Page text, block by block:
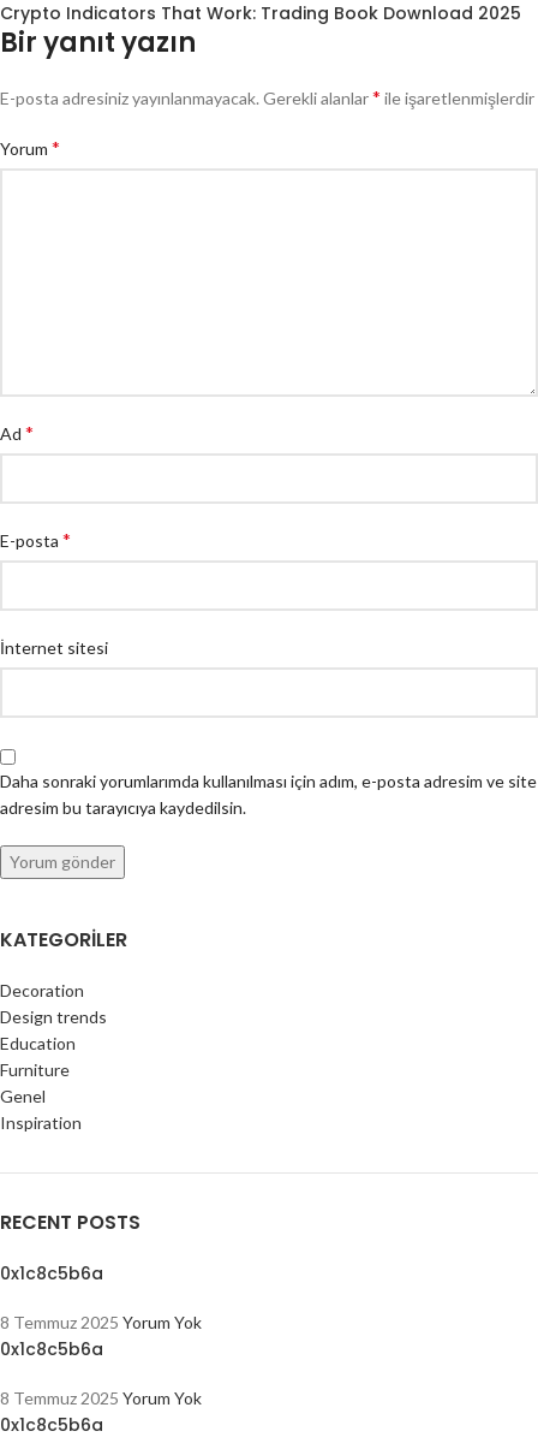
Crypto Indicators That Work: Trading Book Download 2025
Bir yanıt yazın
E-posta adresiniz yayınlanmayacak. Gerekli alanlar* ile işaretlenmişlerdir
Yorum *
Ad *
E-posta *
İnternet sitesi
Daha sonraki yorumlarımda kullanılması için adım, e-posta adresim ve site
adresim bu tarayıcıya kaydedilsin.
KATEGORILER
Decoration
Design trends
Education
Furniture
Genel
Inspiration
RECENT POSTS
0x1c8c5b6a
8 Temmuz 2025 Yorum Yok
0x1c8c5b6a
8 Temmuz 2025 Yorum Yok
0x1c8c5b6a